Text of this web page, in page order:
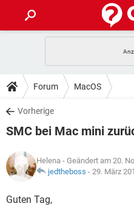
ANDROID
WINDOWS 10
WHATSAPP
FACEBOOK
TIPPS & TRICKS
SPIELE
WHATSAPP
DOWNLOADS
SPIELE
ANDROID
WINDOWS 10
WHATSAPP
SPIELE
WINDOWS 10
LEXIKON
SPIELE
Forum MacOS
Vorherige
SMC bei Mac mini
Helena - Geändert am 20.
jedtheboss - 29. März
Guten Tag,